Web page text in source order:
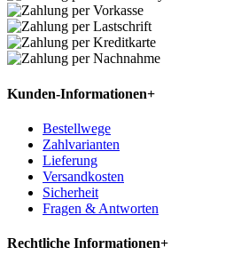
Kunden-Informationen+
Bestellwege
Zahlvarianten
Lieferung
Versandkosten
Sicherheit
Fragen & Antworten
Rechtliche Informationen+